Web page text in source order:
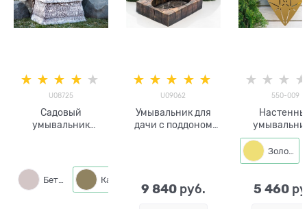
U08725
Садовый
умывальник
Бетон
U09062
Умывальник для
дачи с поддоном
9 840 руб.
550-009
шланга Золото
5 460